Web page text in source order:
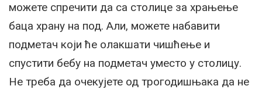
можете спречити да са столице за храњење
баца храну на под. Али, можете набавити
подметач који ће олакшати чишћење и
спустити бебу на подметач уместо у столицу.
Не треба да очекујете од трогодишњака да не